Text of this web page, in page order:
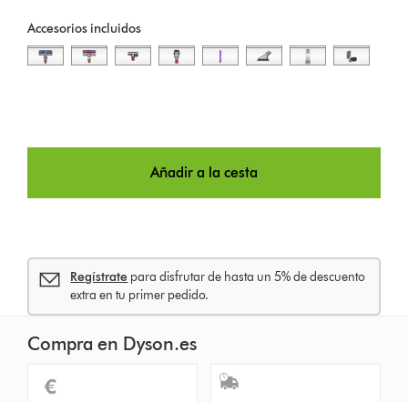
Añadir a la cesta
Regístrate para disfrutar de hasta un 5% de descuento
extra en tu primer pedido.
Accesorios incluidos
Compra en Dyson.es